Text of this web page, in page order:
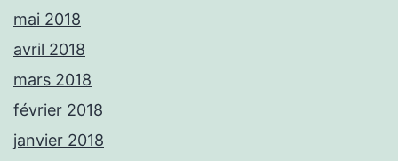
mai 2018
avril 2018
mars 2018
février 2018
janvier 2018